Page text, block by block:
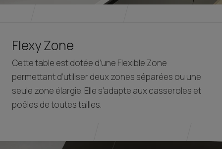
Flexy Zone
Cette table est dotée d’une Flexible Zone
permettant d’utiliser deux zones séparées ou une
seule zone élargie. Elle s’adapte aux casseroles et
poêles de toutes tailles.